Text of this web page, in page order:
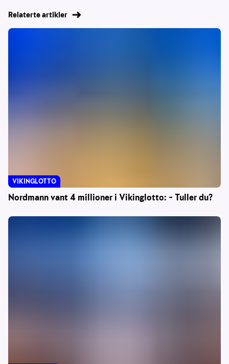
Relaterte artikler
Nordmann vant 4 millioner i Vikinglotto: – Tuller du?
VIKINGLOTTO